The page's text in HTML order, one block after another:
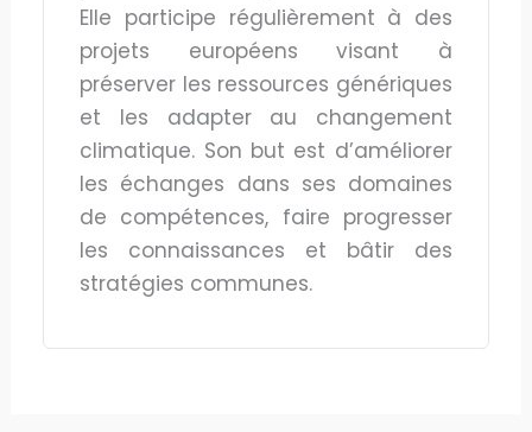
Elle participe régulièrement à des
projets européens visant à
préserver les ressources génériques
et les adapter au changement
climatique. Son but est d’améliorer
les échanges dans ses domaines
de compétences, faire progresser
les connaissances et bâtir des
stratégies communes.